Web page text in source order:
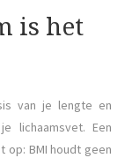
is het
van je lengte en
lichaamsvet. Een
op: BMI houdt geen